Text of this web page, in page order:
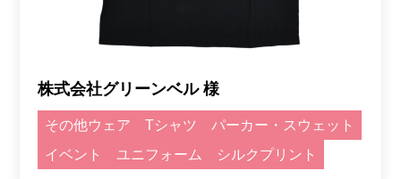
株式会社グリーンベル 様
その他ウェア Tシャツ
パーカー・スウェット
イベント
ユニフォーム シルクプリント